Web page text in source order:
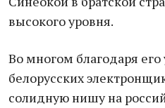
высокого уровня.
Во многом благодаря
белорусских
солидную нишу на